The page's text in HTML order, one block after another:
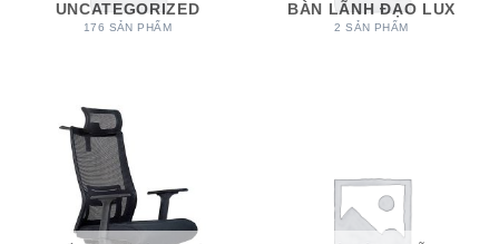
UNCATEGORIZED
176 SẢN PHẨM
BÀN LÃNH ĐẠO LUX
2 SẢN PHẨM